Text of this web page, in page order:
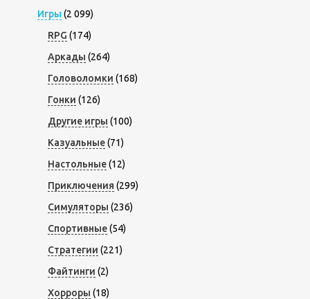
Игры (2 099)
RPG (174)
Аркады (264)
Головоломки (168)
Гонки (126)
Другие игры (100)
Казуальные(71)
Настольные(12)
Приключения (299)
Симуляторы (236)
Спортивные(54)
Стратегии (221)
Файтинги (2)
Хорроры (18)